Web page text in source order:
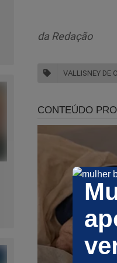
da Redação
VALLISNEY DE